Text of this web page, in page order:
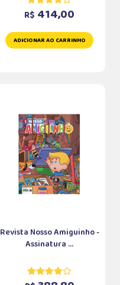
R$ 414,00
ADICIONAR AO CARRINHO
Revista Nosso Amiguinho -
Assinatura ...